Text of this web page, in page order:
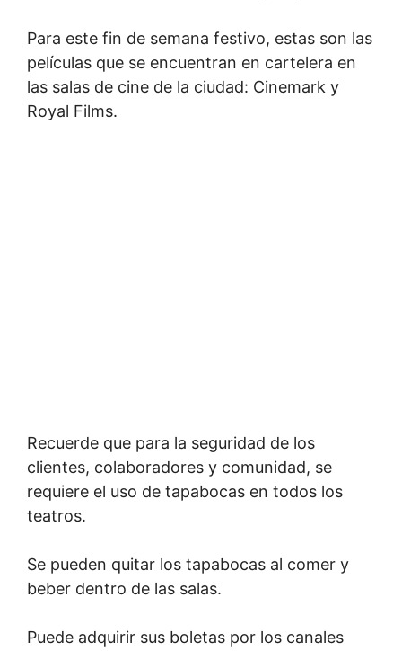
Para este fin de semana festivo, estas son las
películas que se encuentran en cartelera en
las salas de cine de la ciudad: Cinemark y
Royal Films.
Recuerde que para la seguridad de los
clientes, colaboradores y comunidad, se
requiere el uso de tapabocas en todos los
teatros.
Se pueden quitar los tapabocas al comer y
beber dentro de las salas.
Puede adquirir sus boletas por los canales